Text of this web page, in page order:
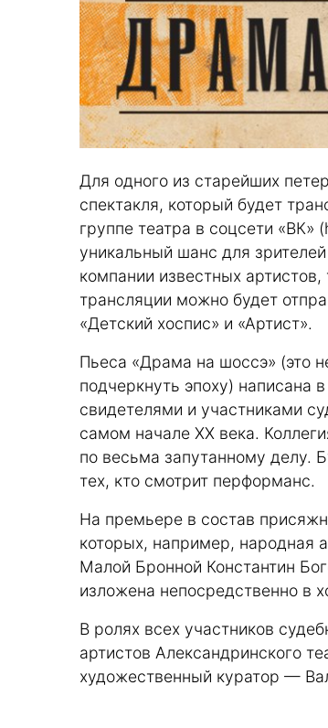
Для одного из старейших
спектакля, который будет
группе театра в соцсети «ВК» (
уникальный шанс для
компании известных
трансляции можно будет
«Детский хоспис» и «Артист».
Пьеса «Драма на шоссэ» (это
подчеркнуть эпоху) написана
свидетелями и участниками
самом начале ХХ века.
по весьма запутанному делу.
тех, кто смотрит перформанс.
На премьере в состав
которых, например, народная
Малой Бронной Константин
изложена непосредственно в
В ролях всех участников
артистов Александринского
художественный куратор —